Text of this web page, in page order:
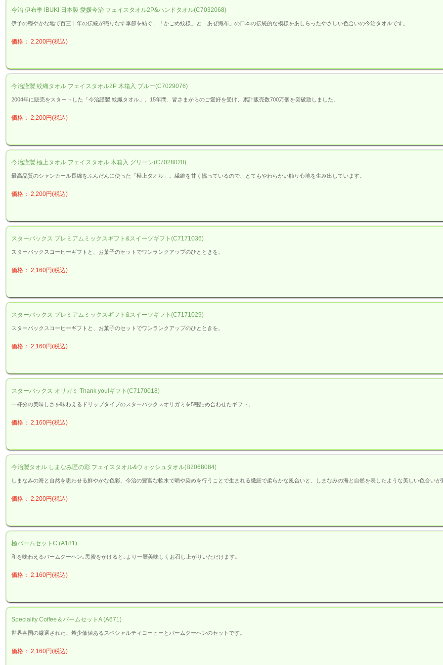
今治 伊布季 IBUKI 日本製 愛媛今治 フェイスタオル2P&ハンドタオル(C7032068)
伊予の穏やかな地で百三十年の伝統が織りなす季節を紡ぐ、「かごめ紋様」と「あぜ織布」の日本の伝統的な模様をあしらったやさしい色合いの今治タオルです。
価格： 2,200円(税込)
今治謹製 紋織タオル フェイスタオル2P 木箱入 ブルー(C7029076)
2004年に販売をスタートした「今治謹製 紋織タオル」。15年間、皆さまからのご愛好を受け、累計販売数700万個を突破致しました。
価格： 2,200円(税込)
今治謹製 極上タオル フェイスタオル 木箱入 グリーン(C7028020)
最高品質のシャンカール長綿をふんだんに使った「極上タオル」。繊維を甘く撚っているので、とてもやわらかい触り心地を生み出しています。
価格： 2,200円(税込)
スターバックス プレミアムミックスギフト&スイーツギフト(C7171036)
スターバックスコーヒーギフトと、お菓子のセットでワンランクアップのひとときを。
価格： 2,160円(税込)
スターバックス プレミアムミックスギフト&スイーツギフト(C7171029)
スターバックスコーヒーギフトと、お菓子のセットでワンランクアップのひとときを。
価格： 2,160円(税込)
スターバックス オリガミ Thank you!ギフト(C7170018)
一杯分の美味しさを味わえるドリップタイプのスターバックスオリガミを5種詰め合わせたギフト。
価格： 2,160円(税込)
今治製タオル しまなみ匠の彩 フェイスタオル&ウォッシュタオル(B2068084)
しまなみの海と自然を思わせる鮮やかな色彩。今治の豊富な軟水で晒や染めを行うことで生まれる繊細で柔らかな風合いと、しまなみの海と自然を表したような美しい色合い
価格： 2,200円(税込)
極バームセットC (A181)
和を味わえるバームクーヘン｡黒蜜をかけると､より一層美味しくお召し上がりいただけます｡
価格： 2,160円(税込)
Speciality Coffee＆バームセットA (A671)
世界各国の厳選された、希少価値あるスペシャルティコーヒーとバームクーヘンのセットです。
価格： 2,160円(税込)